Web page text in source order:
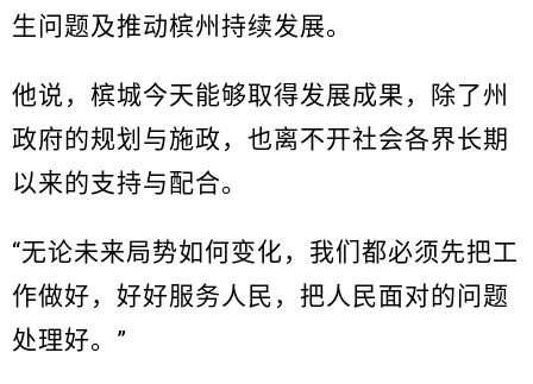
生问题及推动槟州持续发展。
他说，槟城今天能够取得发展成果，除了州
政府的规划与施政，也离不开社会各界长期
以来的支持与配合。
“无论未来局势如何变化，我们都必须先把工
作做好，好好服务人民，把人民面对的问题
处理好。”